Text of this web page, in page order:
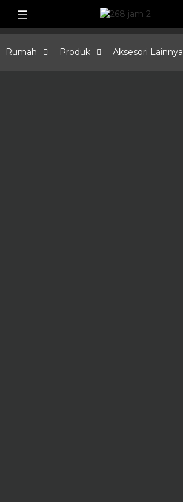
Rumah Produk Aksesori Lainnya